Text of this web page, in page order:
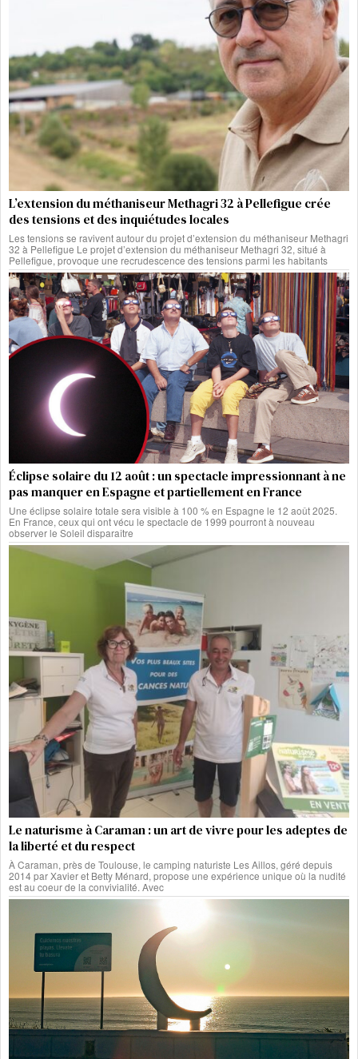
L’extension du méthaniseur Methagri 32 à Pellefigue crée
des tensions et des inquiétudes locales
Les tensions se ravivent autour du projet d’extension du méthaniseur Methagri
32 à Pellefigue Le projet d’extension du méthaniseur Methagri 32, situé à
Pellefigue, provoque une recrudescence des tensions parmi les habitants
Éclipse solaire du 12 août : un spectacle impressionnant à ne
pas manquer en Espagne et partiellement en France
Une éclipse solaire totale sera visible à 100 % en Espagne le 12 août 2025.
En France, ceux qui ont vécu le spectacle de 1999 pourront à nouveau
observer le Soleil disparaître
Le naturisme à Caraman : un art de vivre pour les adeptes de
la liberté et du respect
À Caraman, près de Toulouse, le camping naturiste Les Aillos, géré depuis
2014 par Xavier et Betty Ménard, propose une expérience unique où la nudité
est au coeur de la convivialité. Avec